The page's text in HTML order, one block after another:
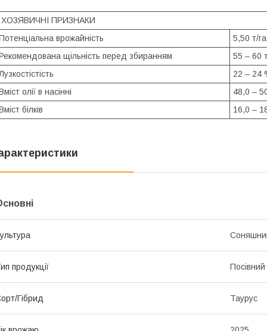
ХОЗЯВИЧНІ ПРИЗНАКИ
врожайність
5,50 т/
щільність перед збиранням
55 – 60
Лузкостістість
22 – 24
олії в насінні
48,0 –
білків
16,0 –
продукції
Гібрид Таурус